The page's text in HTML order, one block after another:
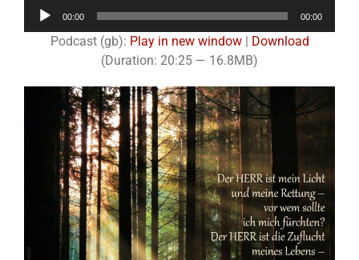
Audio-
00:00 00:00
Podcast (gb): Play in new window|
Download
(Duration: 20:25 — 16.8MB)